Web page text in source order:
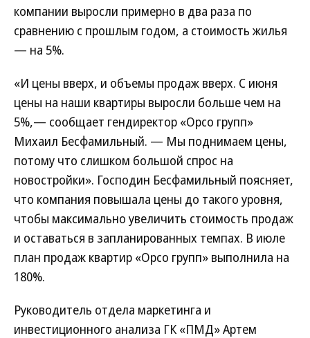
компании выросли примерно в два раза по
сравнению с прошлым годом, а стоимость жилья
— на 5%.
«И цены вверх, и объемы продаж вверх. С июня
цены на наши квартиры выросли больше чем на
5%,— сообщает гендиректор «Орсо групп»
Михаил Бесфамильный. — Мы поднимаем цены,
потому что слишком большой спрос на
новостройки». Господин Бесфамильный поясняет,
что компания повышала цены до такого уровня,
чтобы максимально увеличить стоимость продаж
и оставаться в запланированных темпах. В июле
план продаж квартир «Орсо групп» выполнила на
180%.
Руководитель отдела маркетинга и
инвестиционного анализа ГК «ПМД» Артем